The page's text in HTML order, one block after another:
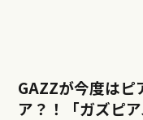
GAZZが今度はピ
ア？！「ガズピア